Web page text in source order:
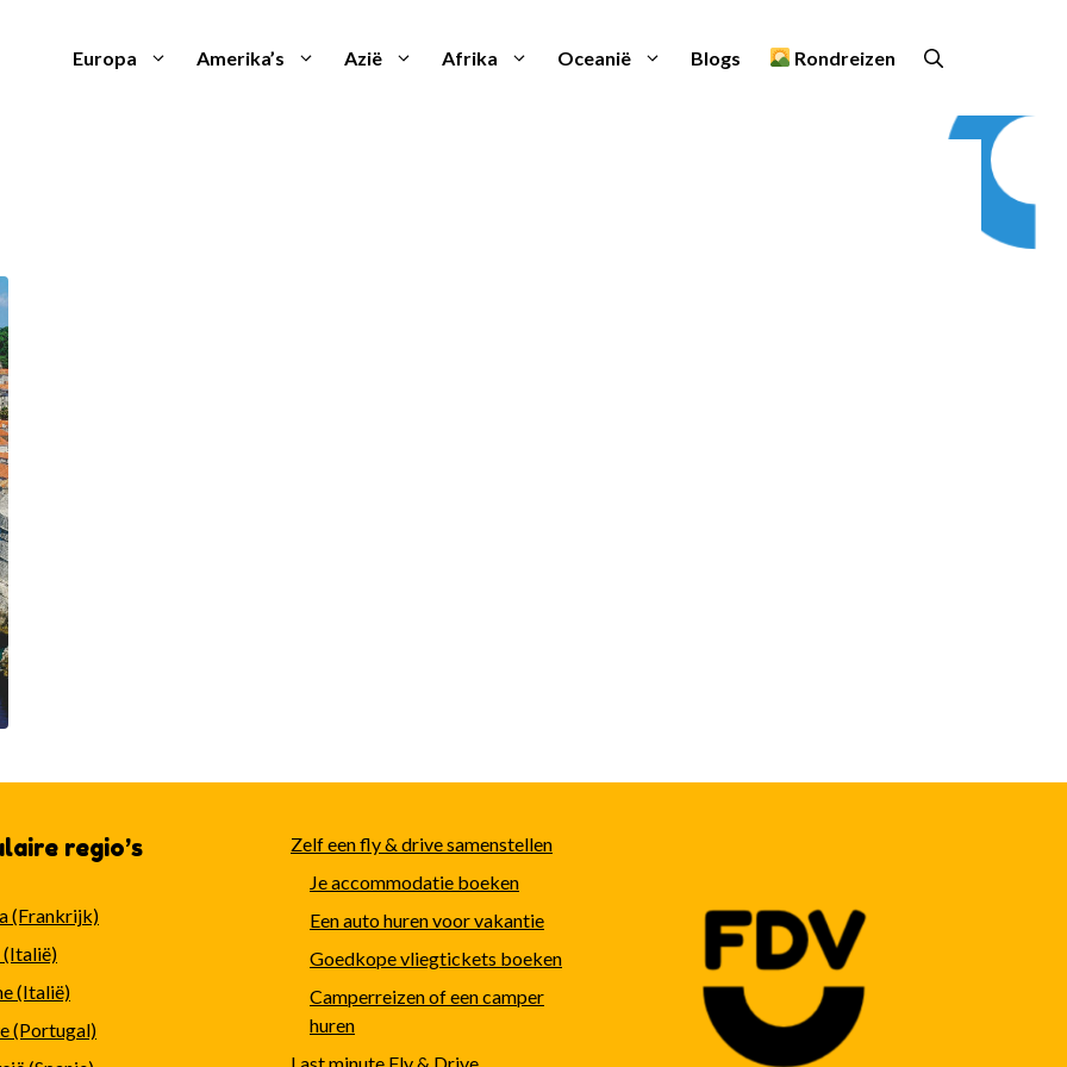
Europa Amerika’s Azië Afrika Oceanië Blogs Rondreizen
regio’s
(Frankrijk)
(Italië)
(Portugal)
Zelf een fly & drive samenstellen
Je accommodatie boeken
Een auto huren voor vakantie
Goedkope vliegtickets boeken
Camperreizen of een camper
huren